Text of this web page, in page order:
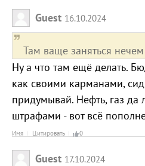
Guest 16.10.2024
Там ваще заняться нечем
Ну а что там ещё делать.
как своими карманами,
придумывай. Нефть, газ да
штрафами - вот всё
Имя Цитировать 0
Guest 17.10.2024